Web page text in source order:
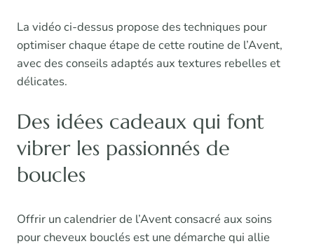
La vidéo ci-dessus propose des techniques pour
optimiser chaque étape de cette routine de l’Avent,
avec des conseils adaptés aux textures rebelles et
délicates.
Des idées cadeaux qui font
vibrer les passionnés de
boucles
Offrir un calendrier de l’Avent consacré aux soins
pour cheveux bouclés est une démarche qui allie